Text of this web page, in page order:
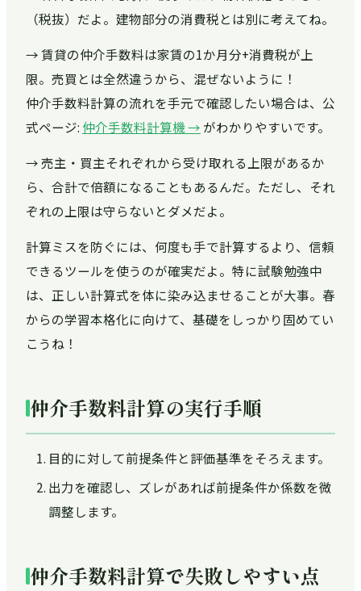
（税抜）だよ。建物部分の消費税とは別に考えてね。
→ 賃貸の仲介手数料は家賃の1か月分+消費税が上
限。売買とは全然違うから、混ぜないように！
仲介手数料計算の流れを手元で確認したい場合は、公
式ページ: 仲介手数料計算機 → がわかりやすいです。
→ 売主・買主それぞれから受け取れる上限があるか
ら、合計で倍額になることもあるんだ。ただし、それ
ぞれの上限は守らないとダメだよ。
計算ミスを防ぐには、何度も手で計算するより、信頼
できるツールを使うのが確実だよ。特に試験勉強中
は、正しい計算式を体に染み込ませることが大事。春
からの学習本格化に向けて、基礎をしっかり固めてい
こうね！
仲介手数料計算の実行手順
目的に対して前提条件と評価基準をそろえます。
出力を確認し、ズレがあれば前提条件か係数を微
調整します。
仲介手数料計算で失敗しやすい点